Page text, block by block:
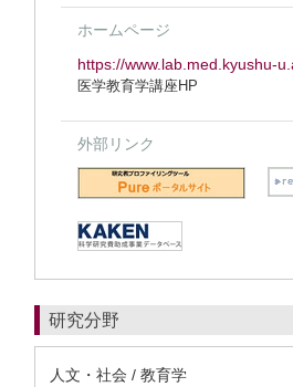
ホームページ
https://www.lab.med.kyushu-
医学教育学講座HP
外部リンク
研究分野
人文・社会 / 教育学